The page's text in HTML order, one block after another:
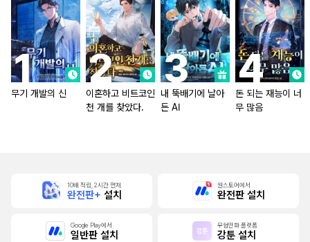
무기 개발의 신
이혼하고 비트코인
천 개를 찾았다.
내 뚝배기에 날아
든 AI
돈 되는 재능이 너
무 많음
10배 적립, 2시간 먼저
완전판+ 설치
원스토어에서
완전판 설치
Google Play에서
일반판 설치
무협만화 플랫폼
강툰 설치